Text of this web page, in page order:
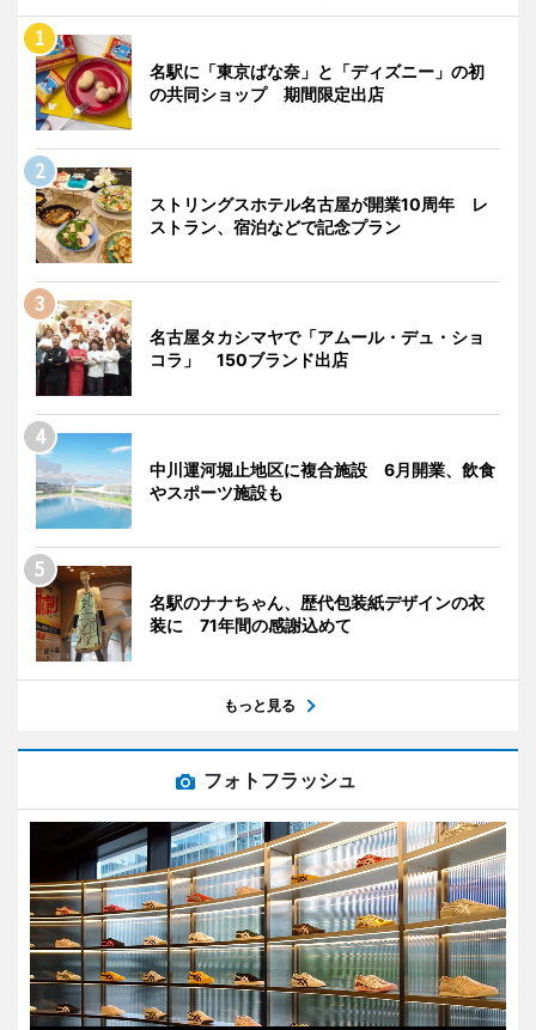
名駅に「東京ばな奈」と「ディズニー」の初
の共同ショップ 期間限定出店
ストリングスホテル名古屋が開業10周年 レ
ストラン、宿泊などで記念プラン
名古屋タカシマヤで「アムール・デュ・ショ
コラ」 150ブランド出店
中川運河堀止地区に複合施設 6月開業、飲食
やスポーツ施設も
名駅のナナちゃん、歴代包装紙デザインの衣
装に 71年間の感謝込めて
もっと見る
フォトフラッシュ